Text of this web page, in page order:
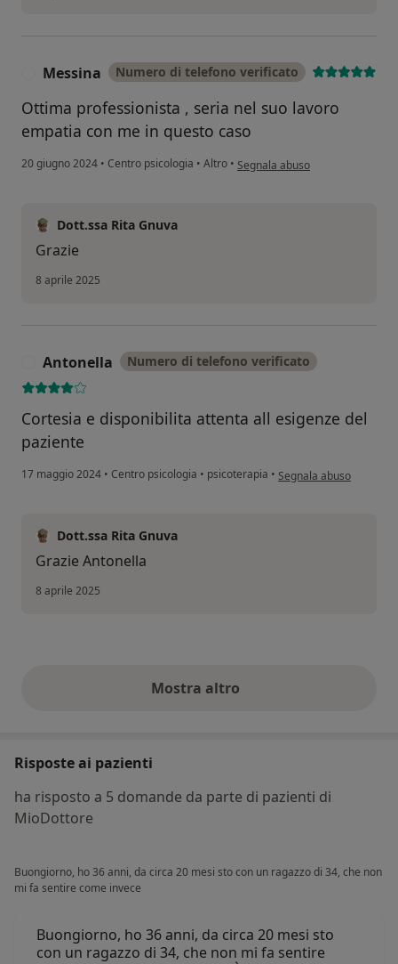
Messina Numero di telefono verificato
Ottima professionista , seria nel suo lavoro
empatia con me in questo caso
20 giugno 2024 • Centro psicologia • Altro • secondo l'opinione dell'utente
Segnala abuso
Dott.ssa Rita Gnuva
Grazie
8 aprile 2025
Antonella Numero di telefono verificato
Cortesia e disponibilita attenta all esigenze del
paziente
17 maggio 2024 • Centro psicologia • psicoterapia • secondo l'opinione
Segnala abuso
Dott.ssa Rita Gnuva
Grazie Antonella
8 aprile 2025
Mostra altroopinioni di cui sopra
Risposte ai pazienti
ha risposto a 5 domande da parte di pazienti di
MioDottore
Buongiorno, ho 36 anni, da circa 20 mesi sto con un ragazzo di 34, che non
mi fa sentire come invece
Buongiorno, ho 36 anni, da circa 20 mesi sto
con un ragazzo di 34, che non mi fa sentire